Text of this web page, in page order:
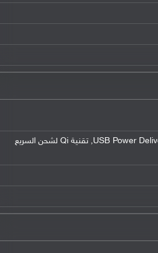
يدعم الشحن السريع بقوة 18 واط, شحن 50% في 30 دقيقة, USB Power Delivery 2.0, تقنية Qi لشحن السريع